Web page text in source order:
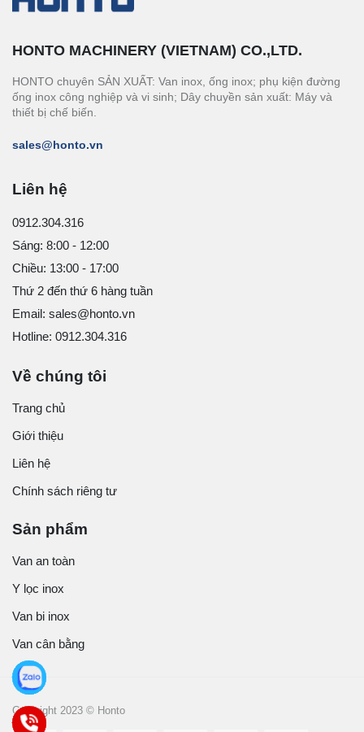
HONTO MACHINERY (VIETNAM) CO.,LTD.
HONTO chuyên SẢN XUẤT: Van inox, ống inox; phụ kiện đường
ống inox công nghiệp và vi sinh; Dây chuyền sản xuất: Máy và
thiết bị chế biến.
sales@honto.vn
Liên hệ
0912.304.316
Sáng: 8:00 - 12:00
Chiều: 13:00 - 17:00
Thứ 2 đến thứ 6 hàng tuần
Email: sales@honto.vn
Hotline: 0912.304.316
Về chúng tôi
Trang chủ
Giới thiệu
Liên hệ
Chính sách riêng tư
Sản phẩm
Van an toàn
Y lọc inox
Van bi inox
Van cân bằng
Copyright 2023 © Honto